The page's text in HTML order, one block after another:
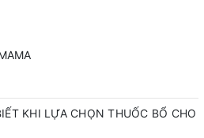
KHI LỰA CHỌN THUỐC BỔ CHO